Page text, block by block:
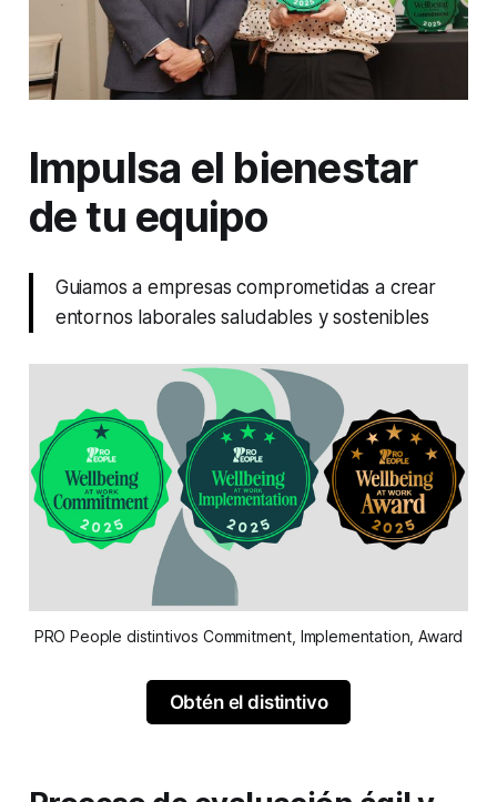
Impulsa el bienestar
de tu equipo
Guiamos a empresas comprometidas a crear
entornos laborales saludables y sostenibles
PRO People distintivos Commitment, Implementation, Award
Obtén el distintivo